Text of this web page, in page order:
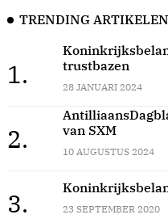
TRENDING ARTIKELEN
1.
trustbazen
28 JANUARI 2024
2.
van SXM
10 AUGUSTUS 2024
3. 23 SEPTEMBER 2020